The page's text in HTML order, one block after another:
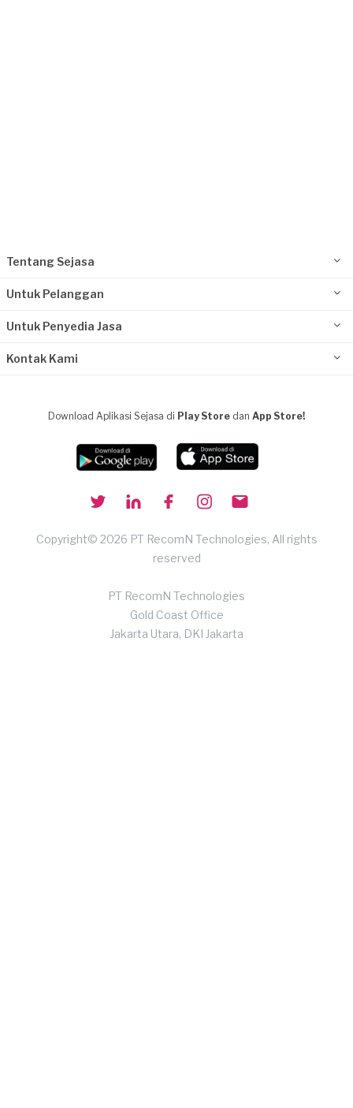
Tentang Sejasa
Untuk Pelanggan
Untuk Penyedia Jasa
Kontak Kami
Download Aplikasi Sejasa di Play Store dan App Store!
Copyright© 2026 PT RecomN Technologies, All rights
reserved
PT RecomN Technologies
Gold Coast Office
Jakarta Utara, DKI Jakarta